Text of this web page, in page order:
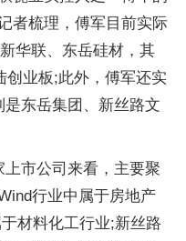
者梳理，傅军目前实际
华联、东岳硅材，其
创业板;此外，傅军还实
东岳集团、新丝路文
市公司来看，主要聚
行业中属于房地产
材料化工行业;新丝路